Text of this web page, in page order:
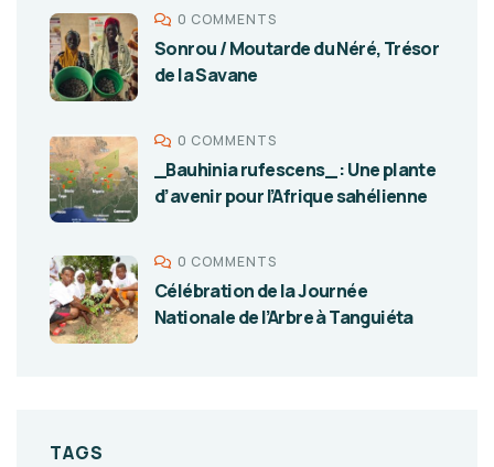
0 COMMENTS
Sonrou / Moutarde du Néré, Trésor
de la Savane
0 COMMENTS
_Bauhinia rufescens_ : Une plante
d’avenir pour l’Afrique sahélienne
0 COMMENTS
Célébration de la Journée
Nationale de l’Arbre à Tanguiéta
TAGS